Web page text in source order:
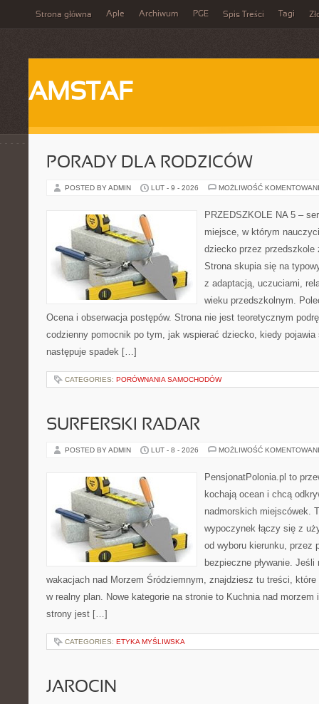
Strona główna Aple Archiwum PGE Spis Treści Tagi
AMSTAF
PORADY DLA RODZICÓW
POSTED BY ADMIN LUT - 9 - 2026 MOŻLIWOŚĆ
PRZEDSZKOLE NA 5 –
miejsce, w którym
dziecko przez przedszkole
Strona skupia się na
z adaptacją, uczuciami,
wieku przedszkolnym.
Ocena i obserwacja postępów. Strona nie jest teoretycznym
codzienny pomocnik po tym, jak wspierać dziecko, kiedy pojawia
następuje spadek […]
CATEGORIES: PORÓWNANIA SAMOCHODÓW
SURFERSKI RADAR
POSTED BY ADMIN LUT - 8 - 2026 MOŻLIWOŚĆ
PensjonatPolonia.pl to
kochają ocean i chcą
nadmorskich miejscówek.
wypoczynek łączy się z
od wyboru kierunku, przez
bezpieczne pływanie.
wakacjach nad Morzem Śródziemnym, znajdziesz tu treści, które
w realny plan. Nowe kategorie na stronie to Kuchnia nad morzem
strony jest […]
CATEGORIES: ETYKA MYŚLIWSKA
JAROCIN